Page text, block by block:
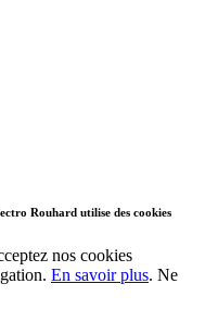
Rouhard utilise des cookies
nos cookies
En savoir plus. Ne